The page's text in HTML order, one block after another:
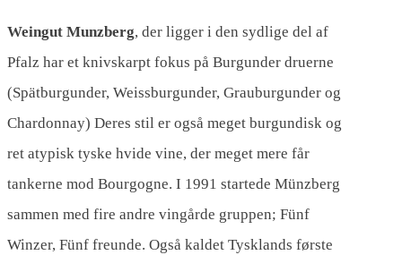
Weingut Munzberg, der ligger i den sydlige del af
Pfalz har et knivskarpt fokus på Burgunder druerne
(Spätburgunder, Weissburgunder, Grauburgunder og
Chardonnay) Deres stil er også meget burgundisk og
ret atypisk tyske hvide vine, der meget mere får
tankerne mod Bourgogne. I 1991 startede Münzberg
sammen med fire andre vingårde gruppen; Fünf
Winzer, Fünf freunde. Også kaldet Tysklands første